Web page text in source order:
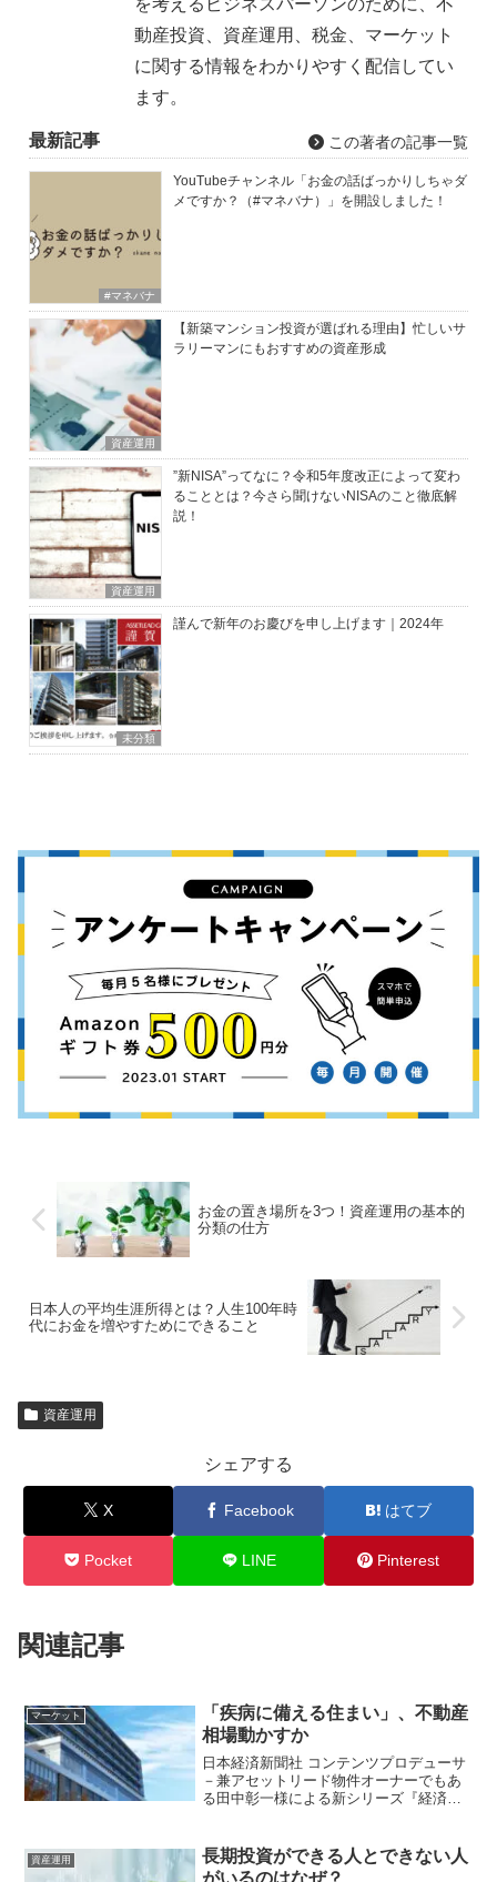
動産投資、資産運用、税金、マーケット
に関する情報をわかりやすく配信してい
ます。
最新記事 この著者の記事一覧
#マネバナ
YouTubeチャンネル「お金の話ばっかりしちゃダ
メですか？（#マネバナ）」を開設しました！
資産運用
【新築マンション投資が選ばれる理由】忙しいサ
ラリーマンにもおすすめの資産形成
資産運用
”新NISA”ってなに？令和5年度改正によって変わ
ることとは？今さら聞けないNISAのこと徹底解
説！
未分類
謹んで新年のお慶びを申し上げます｜2024年
お金の置き場所を3つ！資産運用の基本的
分類の仕方
日本人の平均生涯所得とは？人生100年時
代にお金を増やすためにできること
資産運用
シェアする
X Facebook はてブ
Pocket LINE Pinterest
関連記事
マーケット
「疾病に備える住まい」、不動産
相場動かすか
日本経済新聞社 コンテンツプロデューサ
－兼アセットリード物件オーナーでもあ
る田中彰一様による新シリーズ『経済ニ
してちょっと違う角度から読み解く注目
企画です。
資産運用
長期投資ができる人とできない人